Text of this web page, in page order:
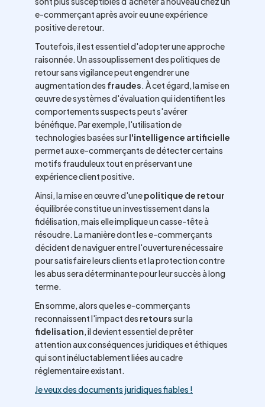
e-commerçant après avoir eu une expérience
positive de retour.
Toutefois, il est essentiel d'adopter une approche
raisonnée. Un assouplissement des politiques de
retour sans vigilance peut engendrer une
augmentation des fraudes. À cet égard, la mise en
œuvre de systèmes d'évaluation qui identifient les
comportements suspects peut s'avérer
bénéfique. Par exemple, l'utilisation de
technologies basées surl'intelligence artificielle
permet aux e-commerçants de détecter certains
motifs frauduleux tout en préservant une
expérience client positive.
Ainsi, la mise en œuvre d'unepolitique de retour
équilibrée constitue un investissement dans la
fidélisation, mais elle implique un casse-tête à
résoudre. La manière dont les e-commerçants
décident de naviguer entre l'ouverture nécessaire
pour satisfaire leurs clients et la protection contre
les abus sera déterminante pour leur succès à long
terme.
En somme, alors que les e-commerçants
reconnaissent l'impact des retourssur la
fidelisation, il devient essentiel de prêter
attention aux conséquences juridiques et éthiques
qui sont inéluctablement liées au cadre
réglementaire existant.
Je veux des documents juridiques fiables !